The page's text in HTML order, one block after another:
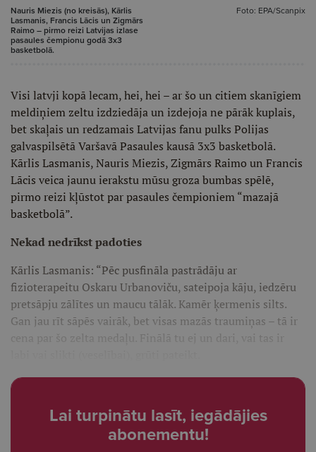
Nauris Miezis (no kreisās), Kārlis
Lasmanis, Francis Lācis un Zigmārs
Raimo – pirmo reizi Latvijas izlase
pasaules čempionu godā 3x3
basketbolā.
Foto: EPA/Scanpix
Visi latvji kopā lecam, hei, hei – ar šo un citiem skanīgiem
meldiņiem zeltu izdziedāja un izdejoja ne pārāk kuplais,
bet skaļais un redzamais Latvijas fanu pulks Polijas
galvaspilsētā Varšavā Pasaules kausā 3x3 basketbolā.
Kārlis Lasmanis, Nauris Miezis, Zigmārs Raimo un Francis
Lācis veica jaunu ierakstu mūsu groza bumbas spēlē,
pirmo reizi kļūstot par pasaules čempioniem “mazajā
basketbolā”.
Nekad nedrīkst padoties
Kārlis Lasmanis: “Pēc pusfināla pastrādāju ar
fizioterapeitu Oskaru Urbanoviču, sateipoja kāju, iedzēru
pretsāpju zālītes un maucu tālāk. Kamēr ķermenis silts.
Gan jau rīt sāpēs vairāk, bet visas mazās traumiņas – tā ir
cena par šo zelta medaļu. Finālā tu ej un dari, vai tas ir
Lai turpinātu lasīt, iegādājies
abonementu!